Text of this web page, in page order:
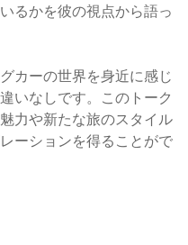
るかを彼の視点から語っ
カーの世界を身近に感じ
いなしです。このトーク
力や新たな旅のスタイル
ーションを得ることがで